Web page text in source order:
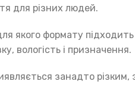
для різних людей.
якого формату
вологість і призначення.
занадто різким,